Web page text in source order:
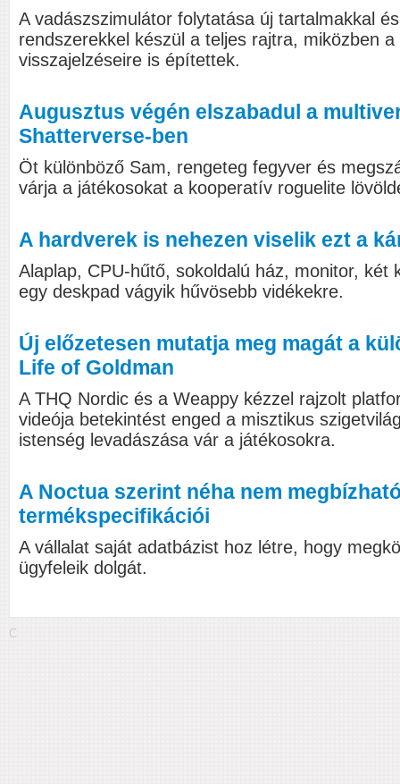
A vadászszimulátor folytatása új tartalmakkal
rendszerekkel készül a teljes rajtra, miközben
visszajelzéseire is építettek.
Augusztus végén elszabadul a
Shatterverse-ben
Öt különböző Sam, rengeteg fegyver és
várja a játékosokat a kooperatív roguelite
A hardverek is nehezen viselik ezt a
Alaplap, CPU-hűtő, sokoldalú ház, monitor, két
egy deskpad vágyik hűvösebb vidékekre.
Új előzetesen mutatja meg magát a
Life of Goldman
A THQ Nordic és a Weappy kézzel rajzolt
videója betekintést enged a misztikus
istenség levadászása vár a játékosokra.
A Noctua szerint néha nem
termékspecifikációi
A vállalat saját adatbázist hoz létre, hogy
ügyfeleik dolgát.
C